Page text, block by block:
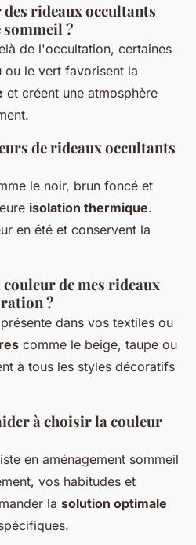
rideaux occultants
?
de l'occultation, certaines
ou le vert favorisent la
et créent une atmosphère
de rideaux occultants
le noir, brun foncé et
isolation thermique.
en été et conservent la
de mes rideaux
?
dans vos textiles ou
comme le beige, taupe ou
à tous les styles décoratifs
à choisir la couleur
en aménagement sommeil
vos habitudes et
la solution optimale